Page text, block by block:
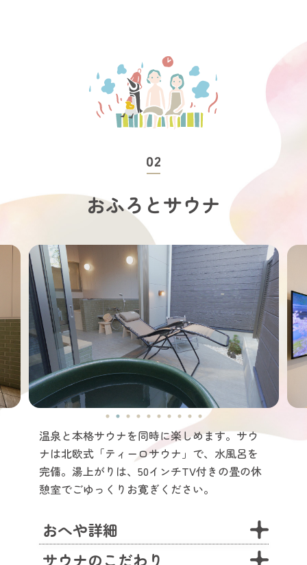
おふろとサウナ
温泉と本格サウナを同時に楽しめます。サウ
ナは北欧式「ティーロサウナ」で、水風呂を
完備。湯上がりは、50インチTV付きの畳の休
憩室でごゆっくりお寛ぎください。
おへや詳細
サウナのこだわり